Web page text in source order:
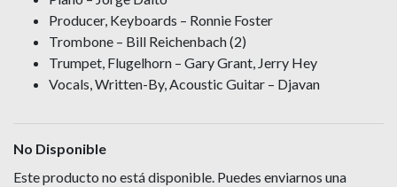
Producer, Keyboards – Ronnie Foster
Trombone – Bill Reichenbach (2)
Trumpet, Flugelhorn – Gary Grant, Jerry Hey
Vocals, Written-By, Acoustic Guitar – Djavan
No Disponible
Este producto no está disponible. Puedes enviarnos una